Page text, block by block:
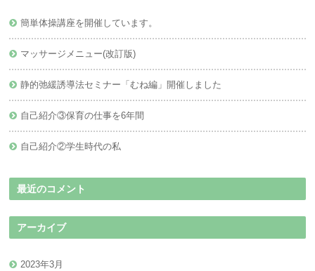
簡単体操講座を開催しています。
マッサージメニュー(改訂版)
静的弛緩誘導法セミナー「むね編」開催しました
自己紹介③保育の仕事を6年間
自己紹介②学生時代の私
最近のコメント
アーカイブ
2023年3月